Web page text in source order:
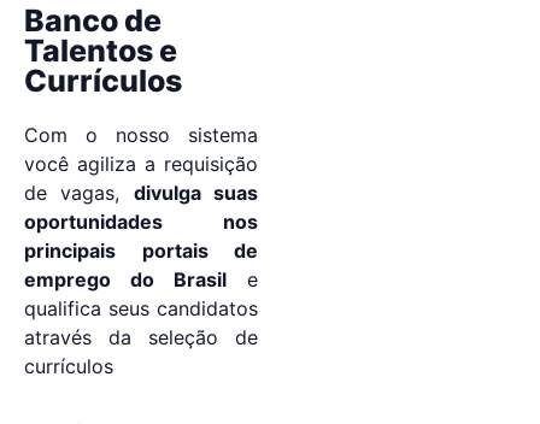
Banco de
Talentos e
Currículos
Com o nosso sistema
você agiliza a requisição
de vagas, divulga suas
oportunidades nos
principais portais de
emprego do Brasil e
qualifica seus candidatos
através da seleção de
currículos